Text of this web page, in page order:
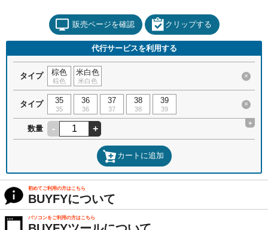
販売ページを確認 クリップする
代行サービスを利用する
タイプ 棕色
棕色
米白色
米白色
×
タイプ 35
35
36
36
37
37
38
38
39
39
×
数量 - +
+
カートに追加
初めてご利用の方はこちら
BUYFYについて
パソコンをご利用の方はこちら